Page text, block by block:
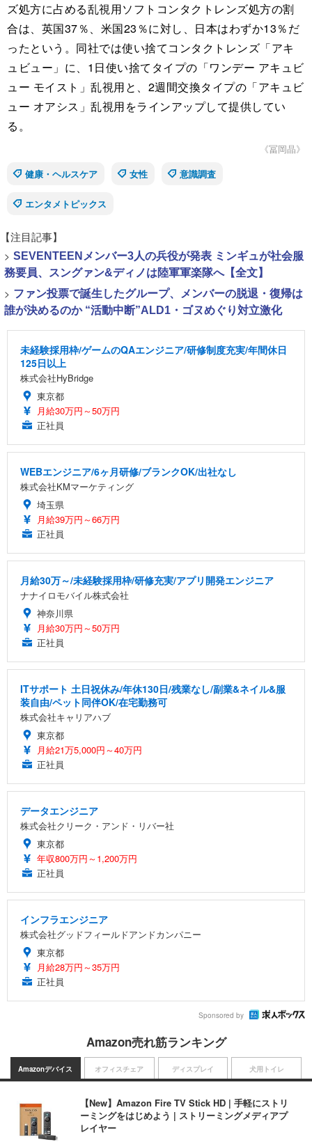
ズ処方に占める乱視用ソフトコンタクトレンズ処方の割
合は、英国37％、米国23％に対し、日本はわずか13％だ
ったという。同社では使い捨てコンタクトレンズ「アキ
ュビュー」に、1日使い捨てタイプの「ワンデー アキュビ
ュー モイスト」乱視用と、2週間交換タイプの「アキュビ
ュー オアシス」乱視用をラインアップして提供してい
る。
《冨岡晶》
健康・ヘルスケア
女性 意識調査
エンタメトピックス
【注目記事】
> SEVENTEENメンバー3人の兵役が発表 ミンギュが社会服
務要員、スングァン&ディノは陸軍軍楽隊へ【全文】
> ファン投票で誕生したグループ、メンバーの脱退・復帰は
誰が決めるのか “活動中断”ALD1・ゴヌめぐり対立激化
未経験採用枠/ゲームのQAエンジニア/研修制度充実/年間休日
125日以上
株式会社HyBridge
東京都
月給30万円～50万円
正社員
WEBエンジニア/6ヶ月研修/ブランクOK/出社なし
株式会社KMマーケティング
埼玉県
月給39万円～66万円
正社員
月給30万～/未経験採用枠/研修充実/アプリ開発エンジニア
ナナイロモバイル株式会社
神奈川県
月給30万円～50万円
正社員
ITサポート 土日祝休み/年休130日/残業なし/副業&ネイル&服
装自由/ペット同伴OK/在宅勤務可
株式会社キャリアハブ
東京都
月給21万5,000円～40万円
正社員
データエンジニア
株式会社クリーク・アンド・リバー社
東京都
年収800万円～1,200万円
正社員
インフラエンジニア
株式会社グッドフィールドアンドカンパニー
東京都
月給28万円～35万円
正社員
Sponsored by
Amazon売れ筋ランキング
Amazonデバイス
【New】Amazon Fire TV Stick HD | 手軽にストリ
ーミングをはじめよう | ストリーミングメディアプ
レイヤー
オフィスチェア ディスプレイ 犬用トイレ